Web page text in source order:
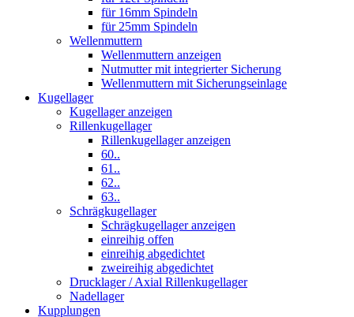
für 16mm Spindeln
für 25mm Spindeln
Wellenmuttern
Wellenmuttern anzeigen
Nutmutter mit integrierter Sicherung
Wellenmuttern mit Sicherungseinlage
Kugellager
Kugellager anzeigen
Rillenkugellager
Rillenkugellager anzeigen
60..
61..
62..
63..
Schrägkugellager
Schrägkugellager anzeigen
einreihig offen
einreihig abgedichtet
zweireihig abgedichtet
Drucklager / Axial Rillenkugellager
Nadellager
Kupplungen